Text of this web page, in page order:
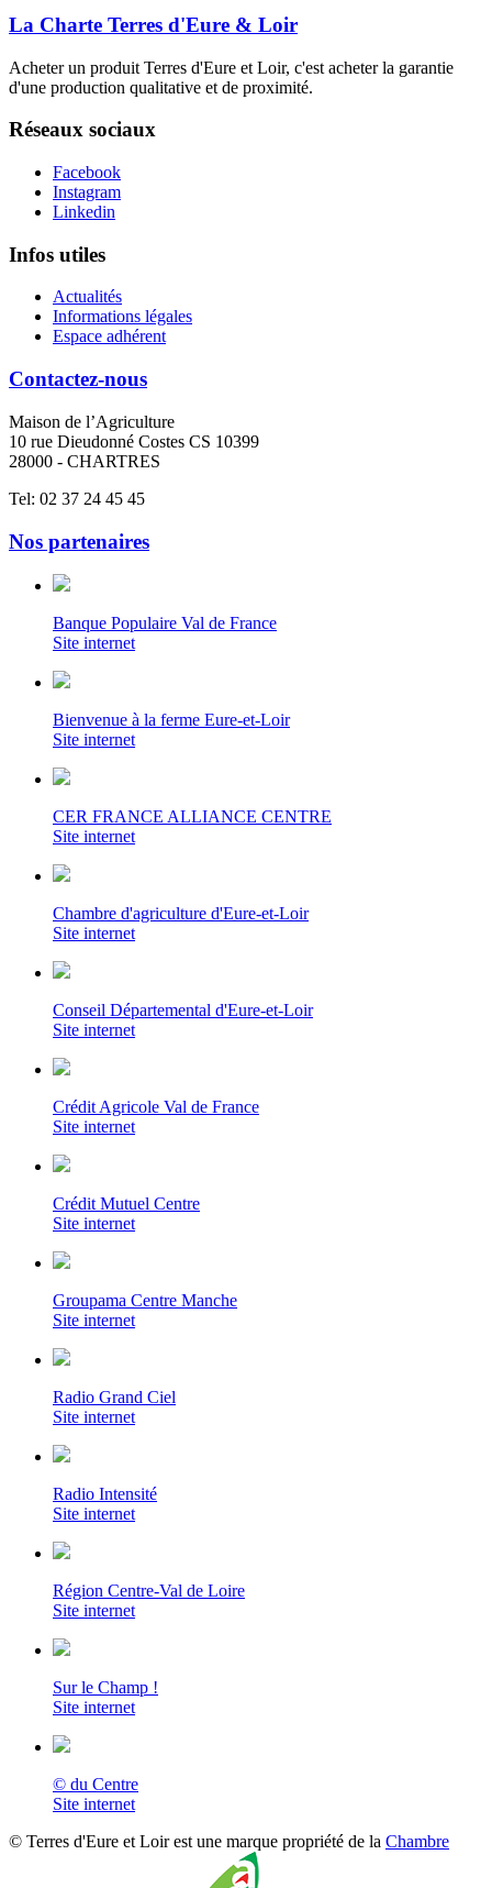
La Charte Terres d'Eure & Loir
Acheter un produit Terres d'Eure et Loir, c'est acheter la garantie
d'une production qualitative et de proximité.
Réseaux sociaux
Facebook
Instagram
Linkedin
Infos utiles
Actualités
Informations légales
Espace adhérent
Contactez-nous
Maison de l’Agriculture
10 rue Dieudonné Costes CS 10399
28000 - CHARTRES
Tel: 02 37 24 45 45
Nos partenaires
Banque Populaire Val de France
Site internet
Bienvenue à la ferme Eure-et-Loir
Site internet
CER FRANCE ALLIANCE CENTRE
Site internet
Chambre d'agriculture d'Eure-et-Loir
Site internet
Conseil Départemental d'Eure-et-Loir
Site internet
Crédit Agricole Val de France
Site internet
Crédit Mutuel Centre
Site internet
Groupama Centre Manche
Site internet
Radio Grand Ciel
Site internet
Radio Intensité
Site internet
Région Centre-Val de Loire
Site internet
Sur le Champ !
Site internet
© du Centre
Site internet
© Terres d'Eure et Loir est une marque propriété de la Chambre